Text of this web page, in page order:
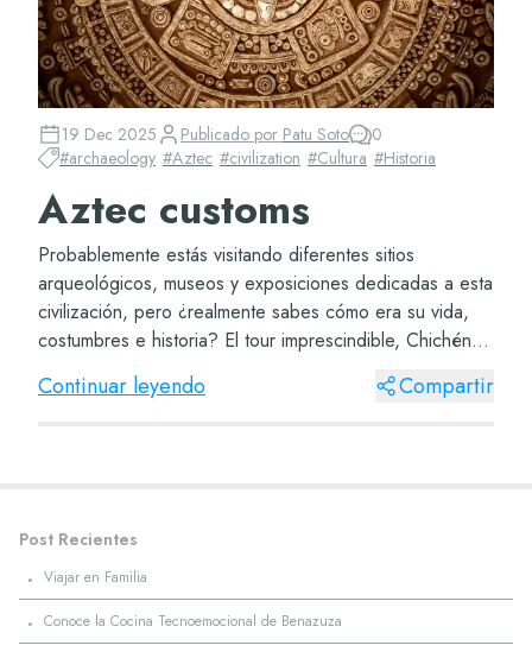
19 Dec 2025 Publicado por Patu Soto
0
#archaeology #Aztec #civilization #Cultura #Historia
Aztec customs
Probablemente estás visitando diferentes sitios
arqueológicos, museos y exposiciones dedicadas a esta
civilización, pero ¿realmente sabes cómo era su vida,
costumbres e historia? El tour imprescindible, Chichén
Itzá, perfecto para que comiences el pr...
Continuar leyendo Compartir
Post Recientes
· Viajar en Familia
· Conoce la Cocina Tecnoemocional de Benazuza